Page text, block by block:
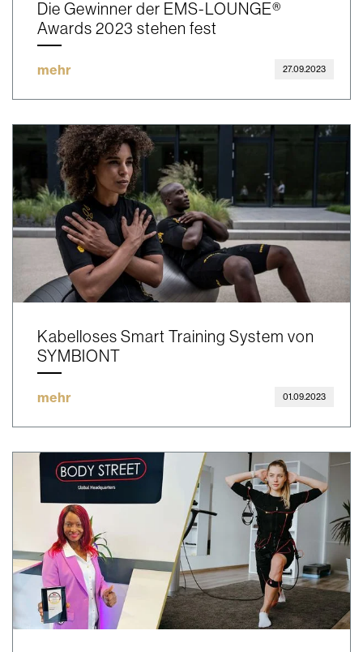
Die Gewinner der EMS-LOUNGE®
Awards 2023 stehen fest
mehr 27.09.2023
Kabelloses Smart Training System von
SYMBIONT
mehr 01.09.2023